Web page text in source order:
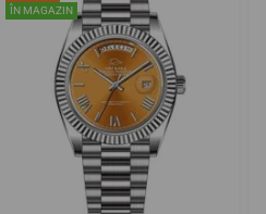
ÎN MAGAZIN